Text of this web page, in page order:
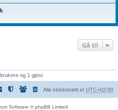
Gå til
og 1 gjest
Alle klokkeslett er UTC+02:00
Software © phpBB Limited